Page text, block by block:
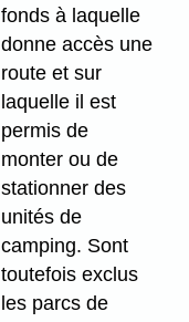
fonds à laquelle
donne accès une
route et sur
laquelle il est
permis de
monter ou de
stationner des
unités de
camping. Sont
toutefois exclus
les parcs de